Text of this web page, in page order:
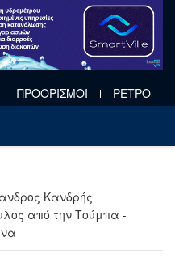
ΠΡΟΟΡΙΣΜΟΙ ΡΕΤΡΟ
Κανδρής
από την Τούμπα -